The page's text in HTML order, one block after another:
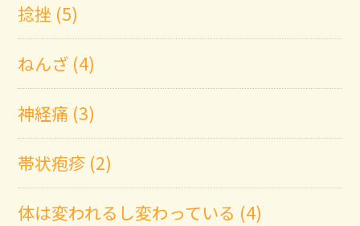
捻挫 (5)
ねんざ (4)
神経痛 (3)
帯状疱疹 (2)
体は変われるし変わっている (4)